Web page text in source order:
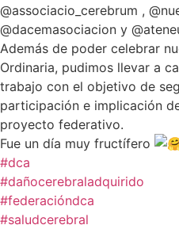
@associacio_cerebrum ,
@dacemasociacion y
Además de poder celebrar
Ordinaria, pudimos llevar a
trabajo con el objetivo de
participación e implicación
proyecto federativo.
Fue un día muy fructífero
#dca
#dañocerebraladquirido
#federacióndca
#saludcerebral